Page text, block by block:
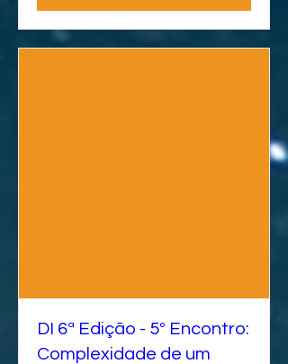
DI 6ª Edição - 5º Encontro:
Complexidade de um